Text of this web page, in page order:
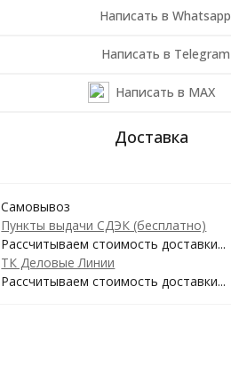
Написать в Whatsapp
Написать в Telegram
Написать в MAX
Самовывоз
Пункты выдачи СДЭК (бесплатно)
Рассчитываем стоимость доставки...
ТК Деловые Линии
Рассчитываем стоимость доставки...